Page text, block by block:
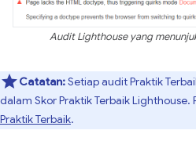
Audit Lighthouse yang
Catatan:Setiap audit Praktik
dalam Skor Praktik Terbaik Lighthouse.
Praktik Terbaik.